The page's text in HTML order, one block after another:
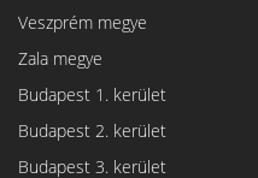
Veszprém megye
Zala megye
Budapest 1. kerület
Budapest 2. kerület
Budapest 3. kerület